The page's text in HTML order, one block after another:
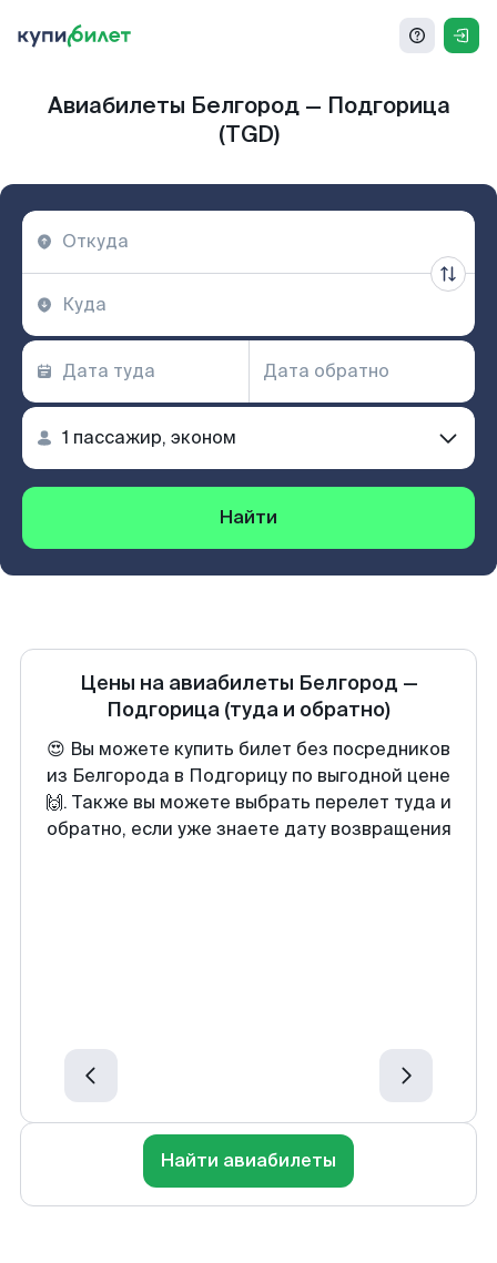
Авиабилеты Белгород — Подгорица
(TGD)
Найти
Цены на авиабилеты Белгород —
Подгорица (туда и обратно)
😍 Вы можете купить билет без посредников
из Белгорода в Подгорицу по выгодной цене
🙌. Также вы можете выбрать перелет туда и
обратно, если уже знаете дату возвращения
Найти авиабилеты